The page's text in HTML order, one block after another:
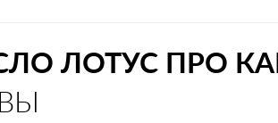
ЛОТУС ПРО